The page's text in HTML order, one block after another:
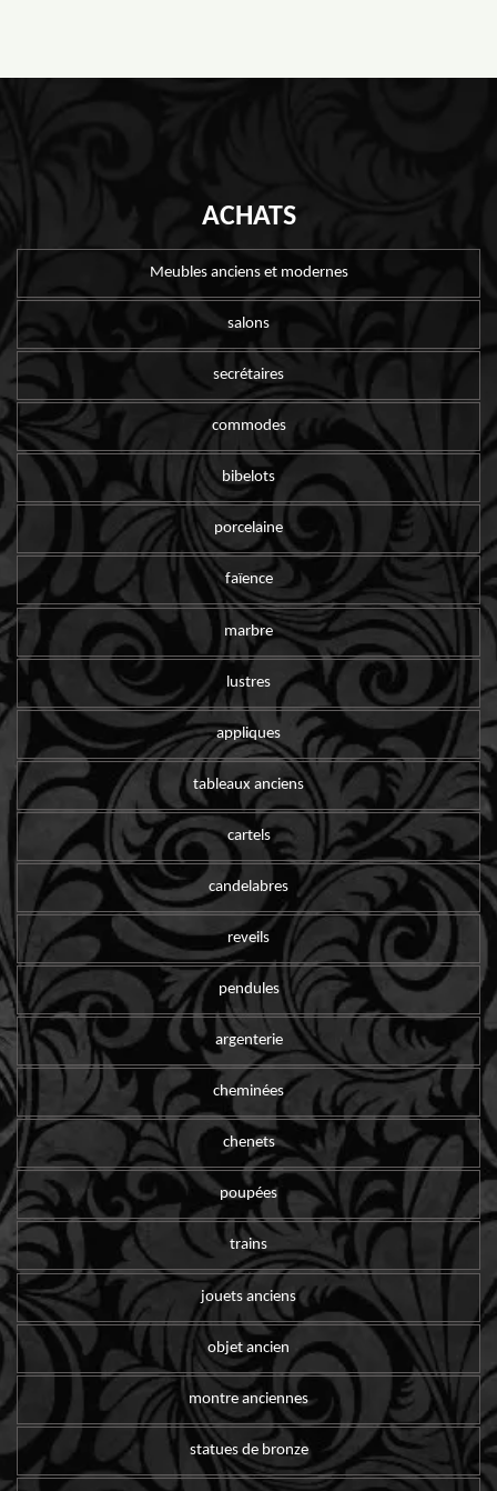
ACHATS
Meubles anciens et modernes
salons
secrétaires
commodes
bibelots
porcelaine
faïence
marbre
lustres
appliques
tableaux anciens
cartels
candelabres
reveils
pendules
argenterie
cheminées
chenets
poupées
trains
jouets anciens
objet ancien
montre anciennes
statues de bronze